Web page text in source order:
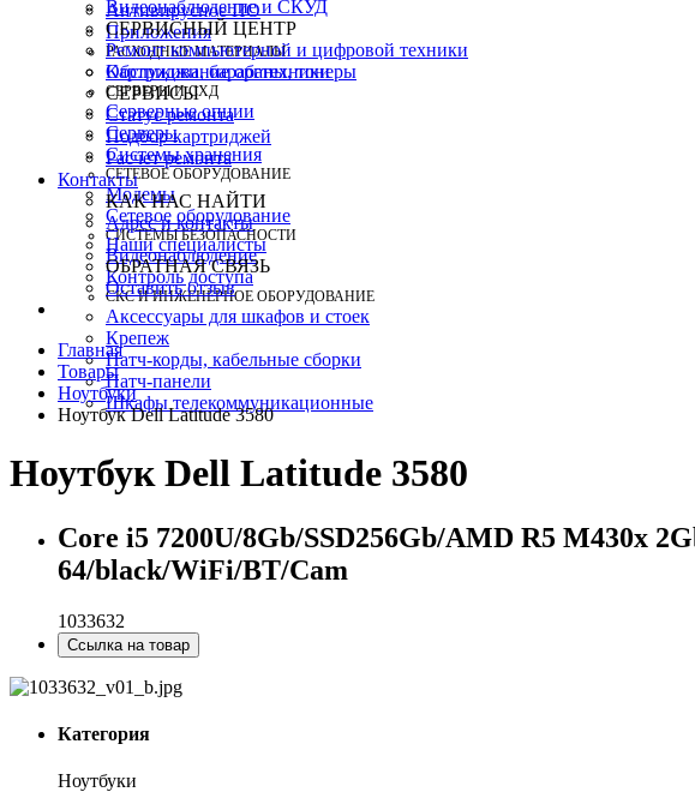
Антивирусное ПО
Приложения
РАСХОДНЫЕ МАТЕРИАЛЫ
Картриджи, барабаны, тонеры
СЕРВЕРЫ И СХД
Серверные опции
Серверы
Системы хранения
СЕТЕВОЕ ОБОРУДОВАНИЕ
Модемы
Сетевое оборудование
СИСТЕМЫ БЕЗОПАСНОСТИ
Видеонаблюдение
Контроль доступа
СКС И ИНЖЕНЕРНОЕ ОБОРУДОВАНИЕ
Аксессуары для шкафов и стоек
Крепеж
Патч-корды, кабельные сборки
Патч-панели
Шкафы телекоммуникационные
Видеонаблюдение и СКУД
СЕРВИСНЫЙ ЦЕНТР
Ремонт компьютерной и цифровой техники
Обслуживание оргтехники
СЕРВИСЫ
Статус ремонта
Подбор картриджей
Расчет ремонта
Контакты
КАК НАС НАЙТИ
Адрес и контакты
Наши специалисты
ОБРАТНАЯ СВЯЗЬ
Оставить отзыв
Главная
Товары
Ноутбуки
Ноутбук Dell Latitude 3580
Ноутбук Dell Latitude 3580
Core i5 7200U/8Gb/SSD256Gb/AMD R5 M430x
64/black/WiFi/BT/Cam
1033632
Ссылка на товар
Категория
Ноутбуки